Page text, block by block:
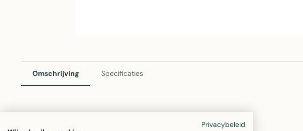
Omschrijving Specificaties
Privacybeleid